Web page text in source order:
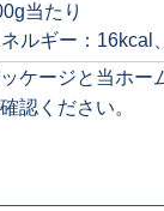
当たり
ルギー：16kcal
ージと当ホー
認ください。